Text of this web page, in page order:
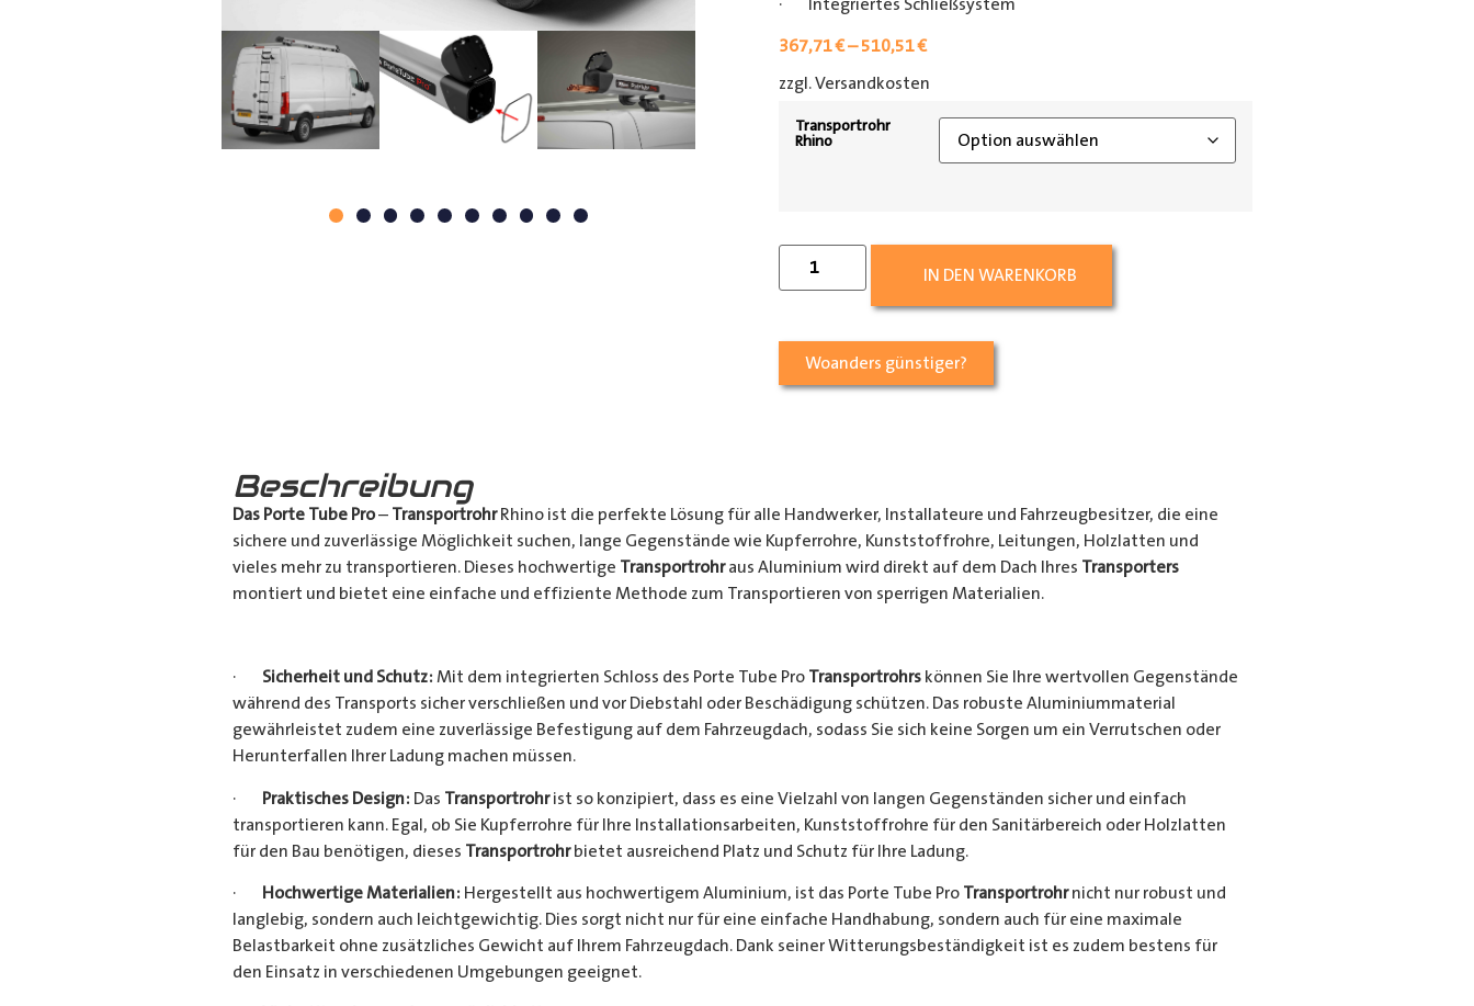
367,71€–510,51€
zzgl. Versandkosten
Transportrohr
Rhino
IN DEN WARENKORB
Woanders günstiger?
Beschreibung
Das Porte Tube Pro– TransportrohrRhino ist die perfekte Lösung für alle Handwerker, Installateure und Fahrzeugbesitzer, die eine
sichere und zuverlässige Möglichkeit suchen, lange Gegenstände wie Kupferrohre, Kunststoffrohre, Leitungen, Holzlatten und
vieles mehr zu transportieren. Dieses hochwertige Transportrohraus Aluminium wird direkt auf dem Dach Ihres Transporters
montiert und bietet eine einfache und effiziente Methode zum Transportieren von sperrigen Materialien.
· Sicherheit und Schutz: Mit dem integrierten Schloss des Porte Tube Pro Transportrohrskönnen Sie Ihre wertvollen Gegenstände
während des Transports sicher verschließen und vor Diebstahl oder Beschädigung schützen. Das robuste Aluminiummaterial
gewährleistet zudem eine zuverlässige Befestigung auf dem Fahrzeugdach, sodass Sie sich keine Sorgen um ein Verrutschen oder
Herunterfallen Ihrer Ladung machen müssen.
· Praktisches Design: Das Transportrohrist so konzipiert, dass es eine Vielzahl von langen Gegenständen sicher und einfach
transportieren kann. Egal, ob Sie Kupferrohre für Ihre Installationsarbeiten, Kunststoffrohre für den Sanitärbereich oder Holzlatten
für den Bau benötigen, dieses Transportrohrbietet ausreichend Platz und Schutz für Ihre Ladung.
· Hochwertige Materialien: Hergestellt aus hochwertigem Aluminium, ist das Porte Tube Pro Transportrohrnicht nur robust und
langlebig, sondern auch leichtgewichtig. Dies sorgt nicht nur für eine einfache Handhabung, sondern auch für eine maximale
Belastbarkeit ohne zusätzliches Gewicht auf Ihrem Fahrzeugdach. Dank seiner Witterungsbeständigkeit ist es zudem bestens für
den Einsatz in verschiedenen Umgebungen geeignet.